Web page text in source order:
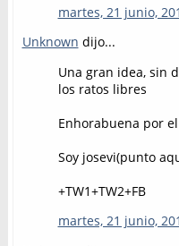
martes, 21 junio,
Unknown dijo...
Una gran idea, sin
los ratos libres
Enhorabuena por
Soy josevi(punto
+TW1+TW2+FB
martes, 21 junio,